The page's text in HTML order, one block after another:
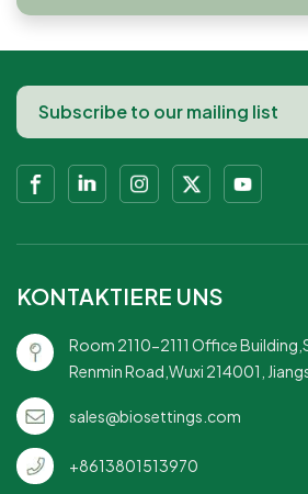
KONTAKTIERE UNS
Room 2110-2111 Office
Renmin Road,Wuxi 214001,
sales@biosettings.com
+8613801513970